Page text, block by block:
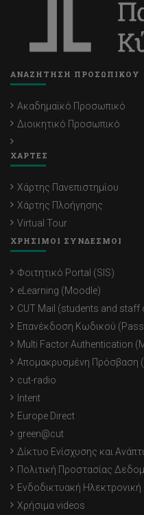
ΑΝΑΖΗΤΗΣΗ ΠΡΟΣΩΠΙΚΟΥ
Ακαδημαϊκό Προσωπικό
Διοικητικό Προσωπικό
ΧΑΡΤΕΣ
Χάρτης Πανεπιστημίου
Χάρτης Πλοήγησης
Virtual Tour
ΧΡΗΣΙΜΟΙ ΣΥΝΔΕΣΜΟΙ
Φοιτητικό Portal (SIS)
eLearning (Moodle)
CUT Mail (students and staff
Επανέκδοση Κωδικού
Multi Factor Authentication
Απομακρυσμένη Πρόσβαση
cut-radio
Intent
Europe Direct
green@cut
Δίκτυο Ενίσχυσης και
Πολιτική Προστασίας
Ενδοδικτυακή
Χρήσιμα videos